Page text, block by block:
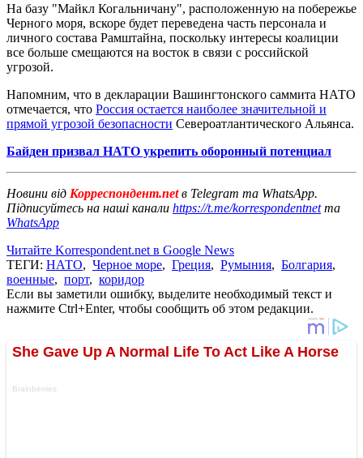
На базу "Майкл Когальничану", расположенную на побережье
Черного моря, вскоре будет переведена часть персонала и
личного состава Рамштайна, поскольку интересы коалиции
все больше смещаются на восток в связи с российской
угрозой.
Напомним, что в декларации Вашингтонского саммита НАТО
отмечается, что Россия остается наиболее значительной и
прямой угрозой безопасности Североатлантического Альянса.
Байден призвал НАТО укрепить оборонный потенциал
Новини від Корреспондент.netв Telegram та WhatsApp.
Підписуйтесь на наші канали https://t.me/korrespondentnetта
WhatsApp
Читайте Korrespondent.net в Google News
ТЕГИ: НАТО, Черное море, Греция, Румыния, Болгария,
военные, порт, коридор
Если вы заметили ошибку, выделите необходимый текст и
нажмите Ctrl+Enter, чтобы сообщить об этом редакции.